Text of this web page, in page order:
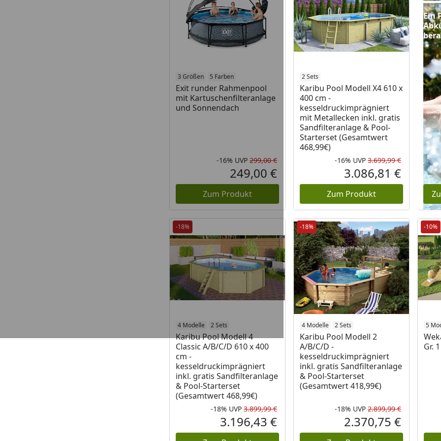
3 Größen 5 Farben
Exit runder Rahmenpool
mit Kartuschenfilteranlage
und Sonnendach
Rabatt in Prozent
-16%
Ursprünglicher Preis
UVP 299,00 €
Aktueller Preis
249,00 €
Zum Produkt
2 Sets
Karibu Pool Modell X4 610 x
400 cm -
kesseldruckimprägniert
mit Metallecken inkl. gratis
Sandfilteranlage & Pool-
Starterset (Gesamtwert
468,99€)
Rabatt in
-16% UVP 3.699,99 €
Aktueller
3.086,81 €
Zum Produkt
Ein
-18%
4 Modelle 2 Sets
Karibu Pool Modell 4
Classic A/B/C/D 610 x 400
cm -
kesseldruckimprägniert
inkl. gratis Sandfilteranlage
& Pool-Starterset
(Gesamtwert 468,99€)
Rabatt in Prozent
-18%
Ursprünglicher Preis
UVP 3.899,99 €
Aktueller Preis
3.196,43 €
-18%
4 Modelle 2 Sets
Karibu Pool Modell 2
A/B/C/D -
kesseldruckimprägniert
inkl. gratis Sandfilteranlage
& Pool-Starterset
(Gesamtwert 418,99€)
Rabatt in
-18% UVP 2.899,99 €
Aktueller
2.370,75 €
-10%
5
Gr.